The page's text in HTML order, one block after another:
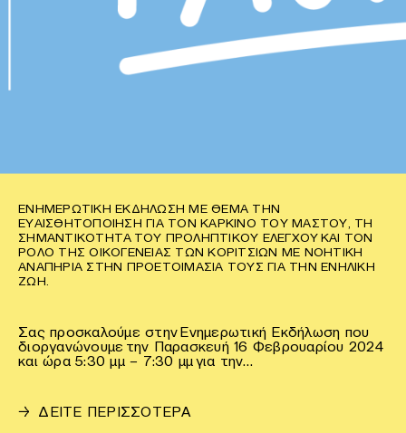
ΕΝΗΜΕΡΩΤΙΚΉ ΕΚΔΉΛΩΣΗ ΜΕ ΘΈΜΑ ΤΗΝ
ΕΥΑΙΣΘΗΤΟΠΟΊΗΣΗ ΓΙΑ ΤΟΝ ΚΑΡΚΊΝΟ ΤΟΥ ΜΑΣΤΟΎ, ΤΗ
ΣΗΜΑΝΤΙΚΌΤΗΤΑ ΤΟΥ ΠΡΟΛΗΠΤΙΚΟΎ ΕΛΈΓΧΟΥ ΚΑΙ ΤΟΝ
ΡΌΛΟ ΤΗΣ ΟΙΚΟΓΈΝΕΙΑΣ ΤΩΝ ΚΟΡΙΤΣΙΏΝ ΜΕ ΝΟΗΤΙΚΉ
ΑΝΑΠΗΡΊΑ ΣΤΗΝ ΠΡΟΕΤΟΙΜΑΣΊΑ ΤΟΥΣ ΓΙΑ ΤΗΝ ΕΝΉΛΙΚΗ
ΖΩΉ.
Σας προσκαλούμε στην Ενημερωτική Εκδήλωση που
διοργανώνουμε την Παρασκευή 16 Φεβρουαρίου 2024
και ώρα 5:30 μμ – 7:30 μμ για την…
→ ΔΕΙΤΕ ΠΕΡΙΣΣΟΤΕΡΑ